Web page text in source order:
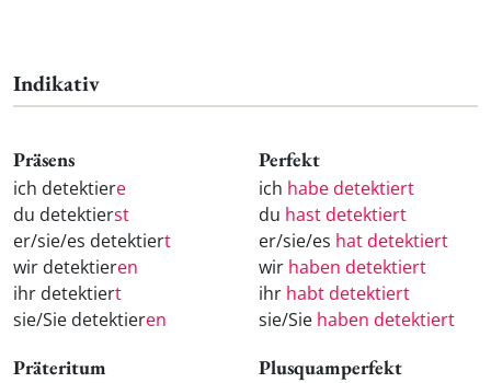
Indikativ
Präsens
ich detektiere
du detektierst
er/sie/es detektiert
wir detektieren
ihr detektiert
sie/Sie detektieren
Perfekt
ich habe detektiert
du hast detektiert
er/sie/es hat detektiert
wir haben detektiert
ihr habt detektiert
sie/Sie haben detektiert
Präteritum Plusquamperfekt